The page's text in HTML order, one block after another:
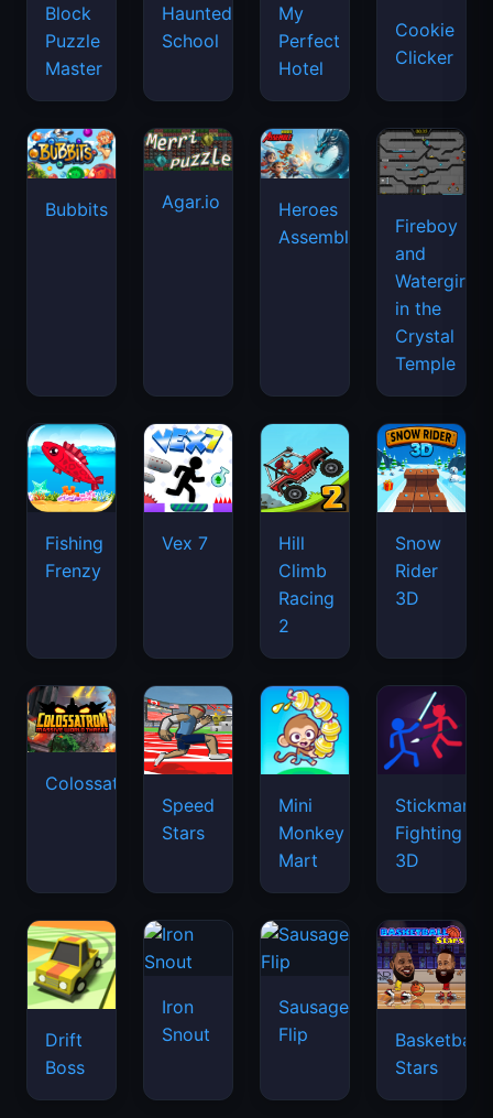
Block
Puzzle
Master
Haunted
School
My
Perfect
Hotel
Cookie
Clicker
Bubbits Agar.io
Heroes
Assemble
Fireboy
and
Watergirl
in the
Crystal
Temple
Fishing
Frenzy
Vex 7
Hill
Climb
Racing
2
Snow
Rider
3D
Colossatron
Speed
Stars
Mini
Monkey
Mart
Stickman
Fighting
3D
Drift
Boss
Iron
Snout
Sausage
Flip
Basketball
Stars